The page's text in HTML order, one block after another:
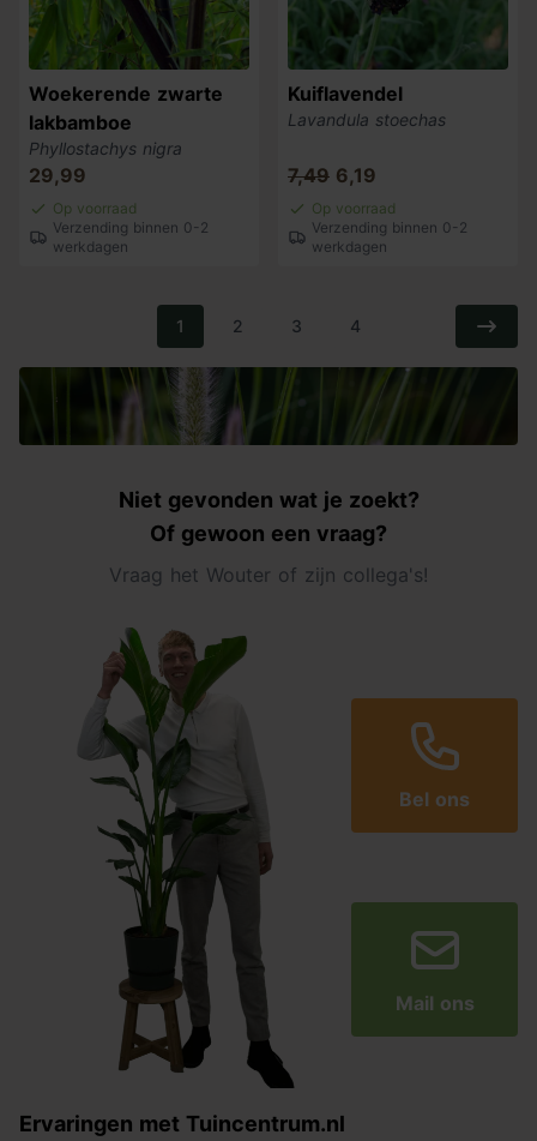
Woekerende zwarte
lakbamboe
Phyllostachys nigra
29,99
Op voorraad
Verzending binnen 0-2
werkdagen
Kuiflavendel
Lavandula stoechas
7,49 6,19
Op voorraad
Verzending binnen 0-2
werkdagen
1 2 3 4
Niet gevonden wat je zoekt?
Of gewoon een vraag?
Vraag het Wouter of zijn collega's!
Bel ons
Mail ons
Ervaringen met Tuincentrum.nl